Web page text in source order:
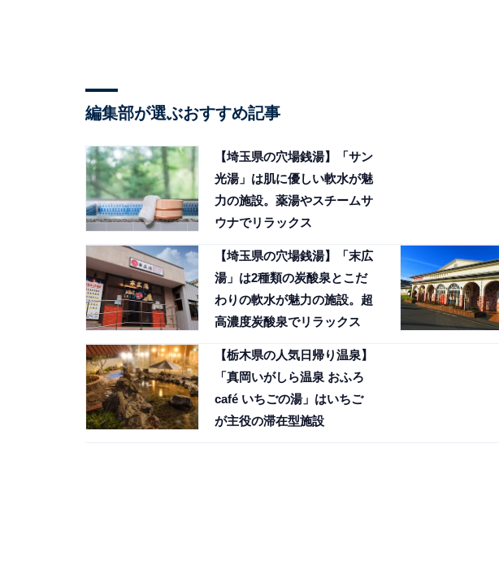
編集部が選ぶおすすめ記事
【埼玉県の穴場銭湯】「サン
光湯」は肌に優しい軟水が魅
力の施設。薬湯やスチームサ
ウナでリラックス
【埼玉県の穴場銭湯】「末広
湯」は2種類の炭酸泉とこだ
わりの軟水が魅力の施設。超
高濃度炭酸泉でリラックス
【栃木県の人気日帰り温泉】
「真岡いがしら温泉 おふろ
café いちごの湯」はいちご
が主役の滞在型施設